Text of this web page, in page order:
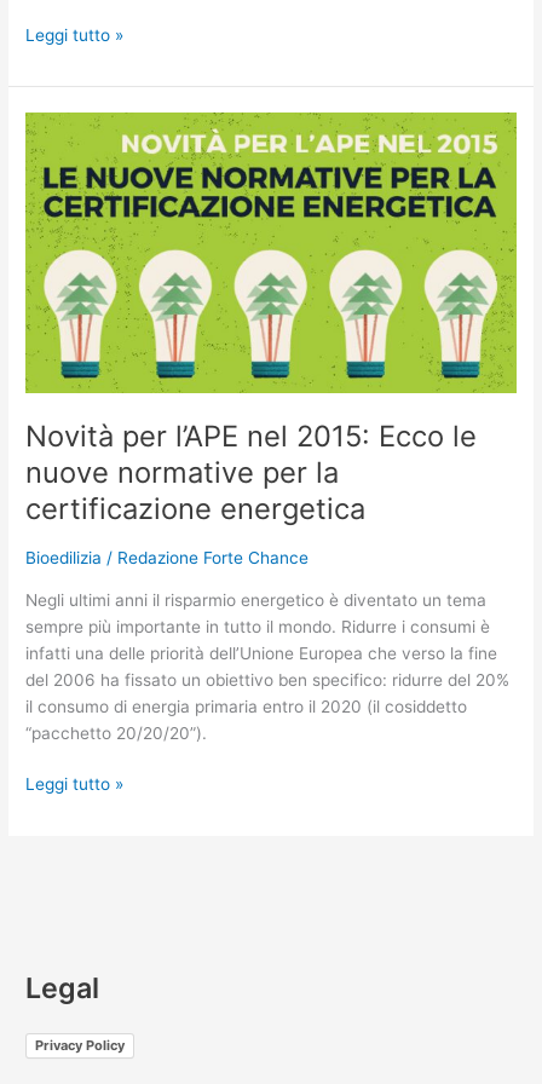
Leggi tutto »
Novità per l’APE nel 2015: Ecco le
nuove normative per la
certificazione energetica
Bioedilizia / Redazione Forte Chance
Negli ultimi anni il risparmio energetico è diventato un tema
sempre più importante in tutto il mondo. Ridurre i consumi è
infatti una delle priorità dell’Unione Europea che verso la fine
del 2006 ha fissato un obiettivo ben specifico: ridurre del 20%
il consumo di energia primaria entro il 2020 (il cosiddetto
“pacchetto 20/20/20”).
Novità
per
l’APE
nel
2015:
Ecco
le
nuove
normative
per
la
energetica
Leggi tutto »
Legal
Privacy Policy